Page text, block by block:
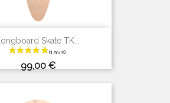
Longboard Skate TK...
Prix
99,00 €